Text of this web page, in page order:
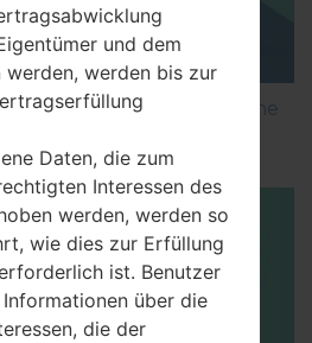
on LG Smartphone
Flash Tool 2014?
und dem
werden, werden bis zur
Daten, die zum
Interessen des
werden, werden so
wie dies zur Erfüllung
ist. Benutzer
über die
die der